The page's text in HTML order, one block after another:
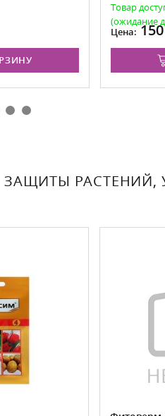
Товар
(ожидание
Цена: 150
ЗАЩИТЫ РАСТЕНИЙ,